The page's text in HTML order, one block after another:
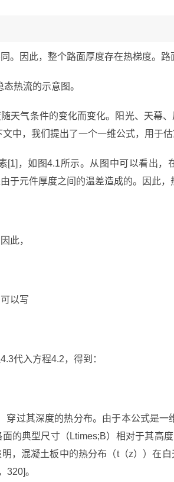
。因此，整个路面厚度存在热梯度。路
热流的示意图。
天气条件的变化而变化。阳光、天幕
中，我们提出了一个一维公式，用于
[1]，如图4.1所示。从图中可以看出，
于元件厚度之间的温差造成的。因此，
此，
以写
代入方程4.2，得到：
穿过其深度的热分布。由于本公式是
的典型尺寸（Ltimes;B）相对于其高
，混凝土板中的热分布（t（z））在
320]。